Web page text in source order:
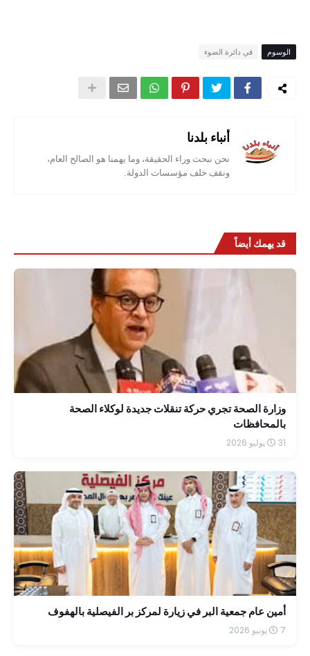
الوسوم في دائرة الضوء
أنباء بلدنا
نحن نبحث وراء الحقيقة، وما يهمنا هو الصالح العام،
ونقف خلف مؤسسات الدولة.
قد يهمك أيضاً
وزارة الصحة تجري حركة تنقلات جديدة لوكلاء الصحة
بالمحافظات
31 يوليو 2026
أمين عام جمعية البر في زيارة لمركز بر الفيصلية بالهفوف
7 يونيو 2026